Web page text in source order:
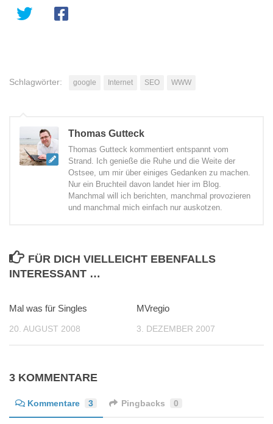
Schlagwörter: google Internet SEO WWW
Thomas Gutteck
Thomas Gutteck kommentiert entspannt vom
Strand. Ich genieße die Ruhe und die Weite der
Ostsee, um mir über einiges Gedanken zu machen.
Nur ein Bruchteil davon landet hier im Blog.
Manchmal will ich berichten, manchmal provozieren
und manchmal mich einfach nur auskotzen.
FÜR DICH VIELLEICHT EBENFALLS
INTERESSANT …
Mal was für Singles
20. AUGUST 2008
MVregio
3. DEZEMBER 2007
3 KOMMENTARE
Kommentare 3 Pingbacks 0